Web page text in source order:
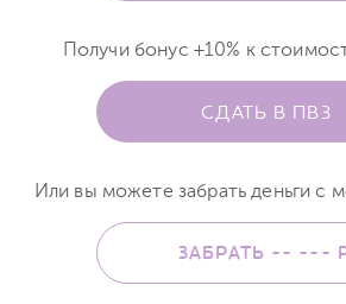
Получи бонус +10% к
СДАТЬ В ПВЗ
Или вы можете забрать деньги с
ЗАБРАТЬ -- ---